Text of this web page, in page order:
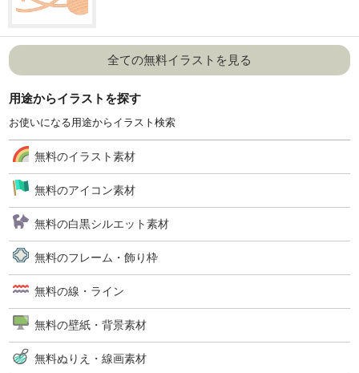
全ての無料イラストを見る
用途からイラストを探す
お使いになる用途からイラスト検索
無料のイラスト素材
無料のアイコン素材
無料の白黒シルエット素材
無料のフレーム・飾り枠
無料の線・ライン
無料の壁紙・背景素材
無料ぬりえ・線画素材